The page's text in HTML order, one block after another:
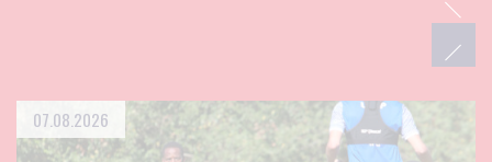
07.08.2026